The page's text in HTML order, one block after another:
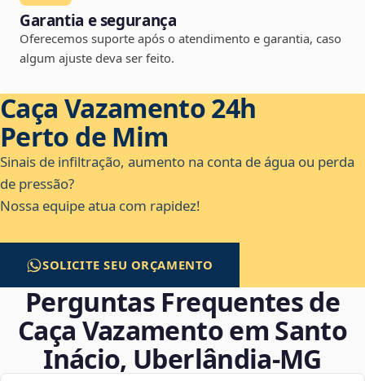
Garantia e segurança
Oferecemos suporte após o atendimento e garantia, caso
algum ajuste deva ser feito.
Caça Vazamento 24h
Perto de Mim
Sinais de infiltração, aumento na conta de água ou perda
de pressão?
Nossa equipe atua com rapidez!
SOLICITE SEU ORÇAMENTO
Perguntas Frequentes de
Caça Vazamento em Santo
Inácio, Uberlândia‑MG